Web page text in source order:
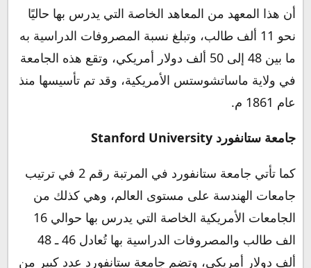
أن هذا المعهد من المعاهد الخاصة التي يدرس بها حاليًا
نحو 11 ألف طالب، وتبلغ نسبة المصروفات الدراسية به
ما بين 48 إلى 50 ألف دولار أمريكي، وتقع هذه الجامعة
في ولاية ماساتشوستس الأمريكية، وقد تم تأسيسها منذ
عام 1861 م.
جامعة ستانفورد Stanford University
كما تأتي جامعة ستانفورد في المرتبة رقم 2 في ترتيب
جامعات الهندسة على مستوى العالم، وهي كذلك من
الجامعات الأمريكية الخاصة التي يدرس بها حوالي 16
الف طالب والمصروفات الدراسية بها تُعادل 46 ـ 48
ألف دولار أمريكي، وتضم جامعة ستانفورد عدد كبير من